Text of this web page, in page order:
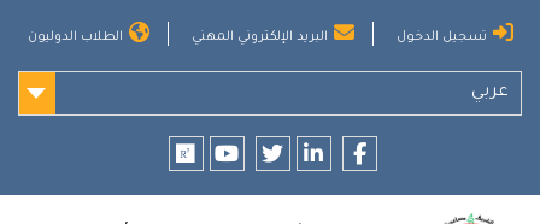
تسجيل الدخول البريد الإلكتروني المهني الطلاب الدوليون
عربي